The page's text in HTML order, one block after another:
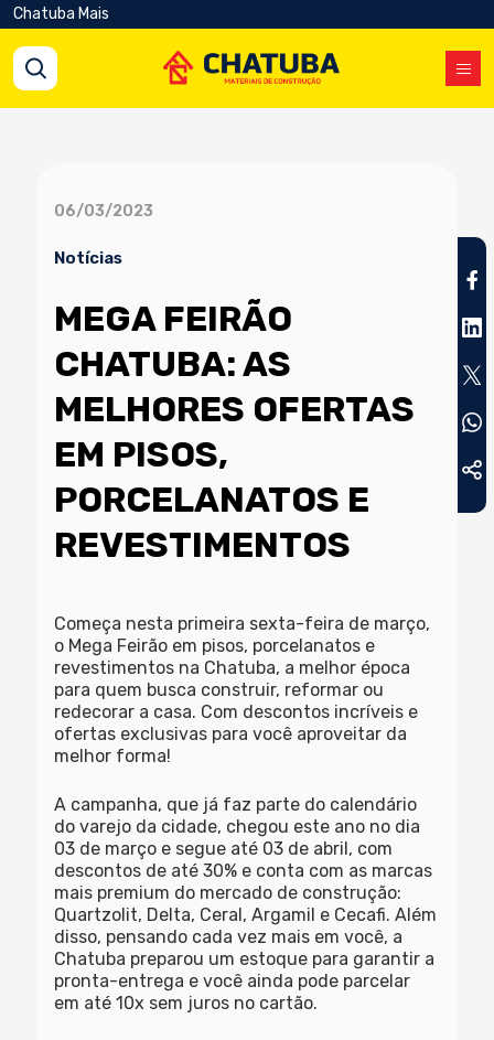
Chatuba Mais
06/03/2023
Notícias
MEGA FEIRÃO
CHATUBA: AS
MELHORES OFERTAS
EM PISOS,
PORCELANATOS E
REVESTIMENTOS
Começa nesta primeira sexta-feira de março,
o Mega Feirão em pisos, porcelanatos e
revestimentos na Chatuba, a melhor época
para quem busca construir, reformar ou
redecorar a casa. Com descontos incríveis e
ofertas exclusivas para você aproveitar da
melhor forma!
A campanha, que já faz parte do calendário
do varejo da cidade, chegou este ano no dia
03 de março e segue até 03 de abril, com
descontos de até 30% e conta com as marcas
mais premium do mercado de construção:
Quartzolit, Delta, Ceral, Argamil e Cecafi. Além
disso, pensando cada vez mais em você, a
Chatuba preparou um estoque para garantir a
pronta-entrega e você ainda pode parcelar
em até 10x sem juros no cartão.